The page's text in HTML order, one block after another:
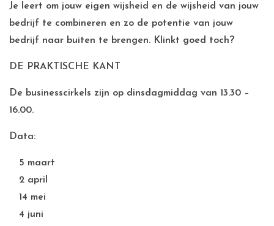
Je leert om jouw eigen wijsheid en de wijsheid van jouw
bedrijf te combineren en zo de potentie van jouw
bedrijf naar buiten te brengen. Klinkt goed toch?
DE PRAKTISCHE KANT
De businesscirkels zijn op dinsdagmiddag van 13.30 –
16.00.
Data:
5 maart
2 april
14 mei
4 juni